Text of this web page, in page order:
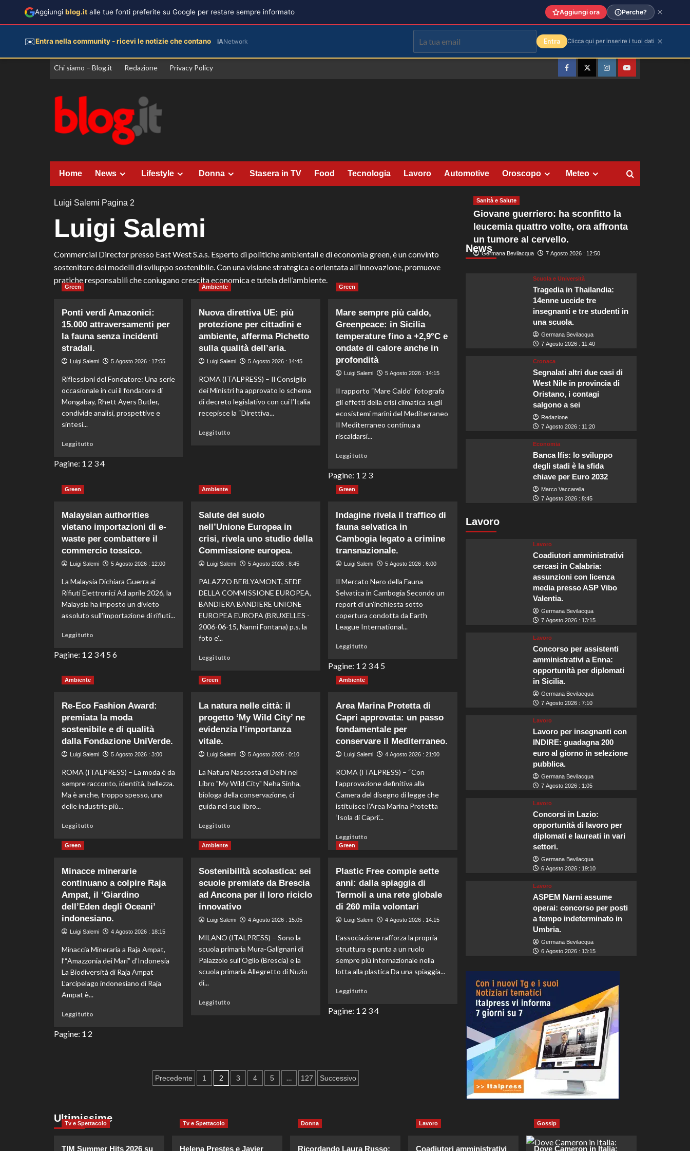
Vai
Chi siamo – Blog.it Redazione Privacy Policy
FacebookTwitterInstagramYouTube
Home News Lifestyle Donna Stasera in TV Food Tecnologia Lavoro Automotive Oroscopo Meteo
Luigi Salemi Pagina 2
Luigi Salemi
Commercial Director presso East West S.a.s. Esperto di politiche ambientali e di economia green, è un convinto
sostenitore dei modelli di sviluppo sostenibile. Con una visione strategica e orientata all’innovazione, promuove
pratiche responsabili che coniugano crescita economica e tutela dell’ambiente.
Green
Ponti verdi Amazonici:
15.000 attraversamenti per
la fauna senza incidenti
stradali.
Luigi Salemi 5 Agosto 2026 : 17:55
Riflessioni del Fondatore: Una serie
occasionale in cui il fondatore di
Mongabay, Rhett Ayers Butler,
condivide analisi, prospettive e
sintesi...
Leggi tuttoLeggi
più
attraversamenti
per
la
fauna
senza
stradali.
Pagine: 1 2 34
Ambiente
Nuova direttiva UE: più
protezione per cittadini e
ambiente, afferma Pichetto
sulla qualità dell’aria.
Luigi Salemi 5 Agosto 2026 : 14:45
ROMA (ITALPRESS) – Il Consiglio
dei Ministri ha approvato lo schema
di decreto legislativo con cui l’Italia
recepisce la “Direttiva...
Leggi tuttoLeggi
per
cittadini
e
ambiente,
Pichetto
sulla
dell’aria.
Green
Mare sempre più caldo,
Greenpeace: in Sicilia
temperature fino a +2,9°C e
ondate di calore anche in
profondità
Luigi Salemi 5 Agosto 2026 : 14:15
Il rapporto “Mare Caldo” fotografa
gli effetti della crisi climatica sugli
ecosistemi marini del Mediterraneo
Il Mediterraneo continua a
riscaldarsi...
Leggi tutto
più
più
caldo,
Greenpeace:
in
Sicilia
temperature
a
+2,9°C
di
calore
Pagine: 1 2 3
Green
Malaysian authorities
vietano importazioni di e-
waste per combattere il
commercio tossico.
Luigi Salemi 5 Agosto 2026 : 12:00
La Malaysia Dichiara Guerra ai
Rifiuti Elettronici Ad aprile 2026, la
Malaysia ha imposto un divieto
assoluto sull'importazione di rifiuti...
Leggi tuttoLeggi
più
importazioni
e-
waste
per
combattere
commercio
tossico.
Pagine: 1 2 34 5 6
Ambiente
Salute del suolo
nell’Unione Europea in
crisi, rivela uno studio della
Commissione europea.
Luigi Salemi 5 Agosto 2026 : 8:45
PALAZZO BERLYAMONT, SEDE
DELLA COMMISSIONE EUROPEA,
BANDIERA BANDIERE UNIONE
EUROPEA EUROPA (BRUXELLES -
2006-06-15, Nanni Fontana) p.s. la
foto e'...
Leggi tuttoLeggi
del
suolo
nell’Unione
Europea
crisi,
uno
studio
della
Commissione
Green
Indagine rivela il traffico di
fauna selvatica in
Cambogia legato a crimine
transnazionale.
Luigi Salemi 5 Agosto 2026 : 6:00
Il Mercato Nero della Fauna
Selvatica in Cambogia Secondo un
report di un'inchiesta sotto
copertura condotta da Earth
League International...
Leggi tutto
più
su
Indagine
il
di
fauna
selvatica
in
legato
a
crimine
transnazionale.
Pagine: 1 2 34 5
Ambiente
Re-Eco Fashion Award:
premiata la moda
sostenibile e di qualità
dalla Fondazione UniVerde.
Luigi Salemi 5 Agosto 2026 : 3:00
ROMA (ITALPRESS) – La moda è da
sempre racconto, identità, bellezza.
Ma è anche, troppo spesso, una
delle industrie più...
Leggi tuttoLeggi
Eco
Fashion
Award:
premiata
la
moda
sostenibile
di
qualità
dalla
Fondazione
Green
La natura nelle città: il
progetto ‘My Wild City’ ne
evidenzia l’importanza
vitale.
Luigi Salemi 5 Agosto 2026 : 0:10
La Natura Nascosta di Delhi nel
Libro "My Wild City" Neha Sinha,
biologa della conservazione, ci
guida nel suo libro...
Leggi tuttoLeggi
più
natura
nelle
città:
il
progetto
‘My
City’
ne
evidenzia
l’importanza
Ambiente
Area Marina Protetta di
Capri approvata: un passo
fondamentale per
conservare il Mediterraneo.
Luigi Salemi 4 Agosto 2026 : 21:00
ROMA (ITALPRESS) – “Con
l’approvazione definitiva alla
Camera del disegno di legge che
istituisce l’Area Marina Protetta
‘Isola di Capri’...
Leggi tutto
Area
Marina
Protetta
di
approvata:
passo
fondamentale
per
conservare
Green
Minacce minerarie
continuano a colpire Raja
Ampat, il ‘Giardino
dell’Eden degli Oceani’
indonesiano.
Luigi Salemi 4 Agosto 2026 : 18:15
Minaccia Mineraria a Raja Ampat,
l’“Amazzonia dei Mari” d’Indonesia
La Biodiversità di Raja Ampat
L’arcipelago indonesiano di Raja
Ampat è...
Leggi tuttoLeggi
il
‘Giardino
degli
Pagine: 1 2
Ambiente
Sostenibilità scolastica: sei
scuole premiate da Brescia
ad Ancona per il loro riciclo
innovativo
Luigi Salemi 4 Agosto 2026 : 15:05
MILANO (ITALPRESS) – Sono la
scuola primaria Mura-Galignani di
Palazzolo sull’Oglio (Brescia) e la
scuola primaria Allegretto di Nuzio
di...
Leggi tuttoLeggi
scuole
premiate
loro
Green
Plastic Free compie sette
anni: dalla spiaggia di
Termoli a una rete globale
di 260 mila volontari
Luigi Salemi 4 Agosto 2026 : 14:15
L’associazione rafforza la propria
struttura e punta a un ruolo
sempre più internazionale nella
lotta alla plastica Da una spiaggia...
Leggi tutto
più
globale
Pagine: 1 2 34
Paginazione
Precedente 1 2 3 4 5 … 127 Successivo
News
Sanità e Salute
Giovane guerriero: ha sconfitto la
leucemia quattro volte, ora affronta
un tumore al cervello.
Germana Bevilacqua 7 Agosto 2026 : 12:50
Scuola e Università
Tragedia in Thailandia:
14enne uccide tre
insegnanti e tre studenti in
una scuola.
Germana Bevilacqua
7 Agosto 2026 : 11:40
Cronaca
Segnalati altri due casi di
West Nile in provincia di
Oristano, i contagi
salgono a sei
Redazione
7 Agosto 2026 : 11:20
Economia
Banca Ifis: lo sviluppo
degli stadi è la sfida
chiave per Euro 2032
Marco Vaccarella
7 Agosto 2026 : 8:45
Lavoro
Lavoro
Coadiutori amministrativi
cercasi in Calabria:
assunzioni con licenza
media presso ASP Vibo
Valentia.
Germana Bevilacqua
7 Agosto 2026 : 13:15
Lavoro
Concorso per assistenti
amministrativi a Enna:
opportunità per diplomati
in Sicilia.
Germana Bevilacqua
7 Agosto 2026 : 7:10
Lavoro
Lavoro per insegnanti con
INDIRE: guadagna 200
euro al giorno in selezione
pubblica.
Germana Bevilacqua
7 Agosto 2026 : 1:05
Lavoro
Concorsi in Lazio:
opportunità di lavoro per
diplomati e laureati in vari
settori.
Germana Bevilacqua
6 Agosto 2026 : 19:10
Lavoro
ASPEM Narni assume
operai: concorso per posti
a tempo indeterminato in
Umbria.
Germana Bevilacqua
6 Agosto 2026 : 13:15
Ultimissime
Tv e Spettacolo
TIM Summer Hits 2026 su
Tv e Spettacolo
Helena Prestes e Javier
Donna
Ricordando Laura Russo:
Lavoro
Coadiutori amministrativi
Gossip
Dove Cameron in Italia:
Aggiungi blog.it alle tue fonti preferite su Google per restare sempre informato Aggiungi ora Perche?
✉️Entra nella community - ricevi le notizie che contano IANetwork Entra Clicca qui per inserire i tuoi dati